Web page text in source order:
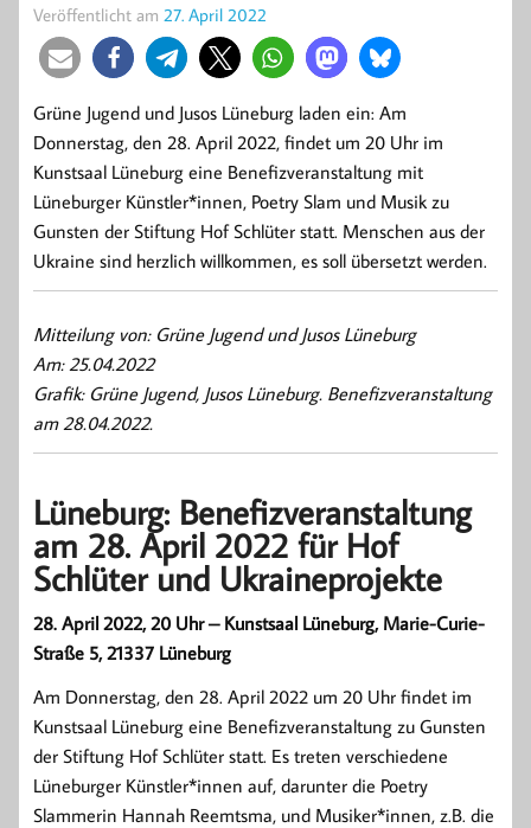
Veröffentlicht am 27. April 2022
Grüne Jugend und Jusos Lüneburg laden ein: Am
Donnerstag, den 28. April 2022, findet um 20 Uhr im
Kunstsaal Lüneburg eine Benefizveranstaltung mit
Lüneburger Künstler*innen, Poetry Slam und Musik zu
Gunsten der Stiftung Hof Schlüter statt. Menschen aus der
Ukraine sind herzlich willkommen, es soll übersetzt werden.
Mitteilung von: Grüne Jugend und Jusos Lüneburg
Am: 25.04.2022
Grafik: Grüne Jugend, Jusos Lüneburg. Benefizveranstaltung
am 28.04.2022.
Lüneburg: Benefizveranstaltung
am 28. April 2022 für Hof
Schlüter und Ukraineprojekte
28. April 2022, 20 Uhr – Kunstsaal Lüneburg, Marie-Curie-
Straße 5, 21337 Lüneburg
Am Donnerstag, den 28. April 2022 um 20 Uhr findet im
Kunstsaal Lüneburg eine Benefizveranstaltung zu Gunsten
der Stiftung Hof Schlüter statt. Es treten verschiedene
Lüneburger Künstler*innen auf, darunter die Poetry
Slammerin Hannah Reemtsma, und Musiker*innen, z.B. die